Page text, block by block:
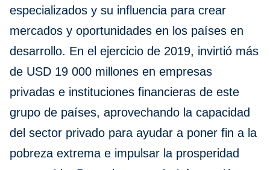
especializados y su influencia para crear
mercados y oportunidades en los países en
desarrollo. En el ejercicio de 2019, invirtió más
de USD 19 000 millones en empresas
privadas e instituciones financieras de este
grupo de países, aprovechando la capacidad
del sector privado para ayudar a poner fin a la
pobreza extrema e impulsar la prosperidad